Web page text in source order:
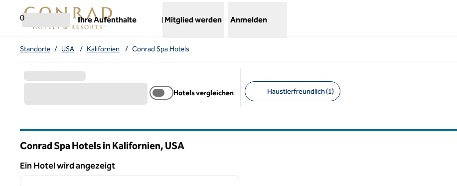
Weiter zum Inhalt
0
Ihre Aufenthalte
,öffnet neue Registerkarte
Mitglied werden Anmelden
Standorte / USA / Kalifornien / Conrad Spa Hotels
Hotels vergleichen Haustierfreundlich (1)
Conrad Spa Hotels in Kalifornien, USA
Ein Hotel wird angezeigt
Ein Hotel wird angezeigt
1 von 12
nächstes Bild